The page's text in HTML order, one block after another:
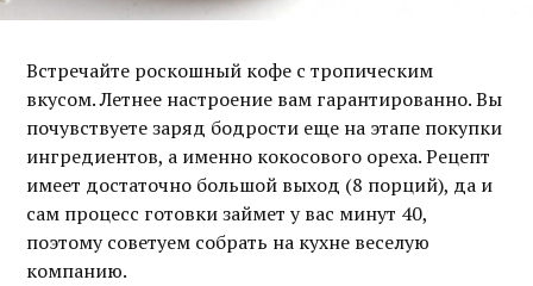
Встречайте роскошный кофе с тропическим
вкусом. Летнее настроение вам гарантированно. Вы
почувствуете заряд бодрости еще на этапе покупки
ингредиентов, а именно кокосового ореха. Рецепт
имеет достаточно большой выход (8 порций), да и
сам процесс готовки займет у вас минут 40,
поэтому советуем собрать на кухне веселую
компанию.